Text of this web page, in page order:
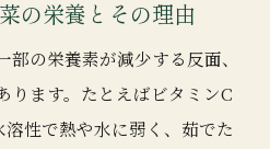
の栄養とその理由
の栄養素が減少する反面、
ります。たとえばビタミンC
性で熱や水に弱く、茹でた